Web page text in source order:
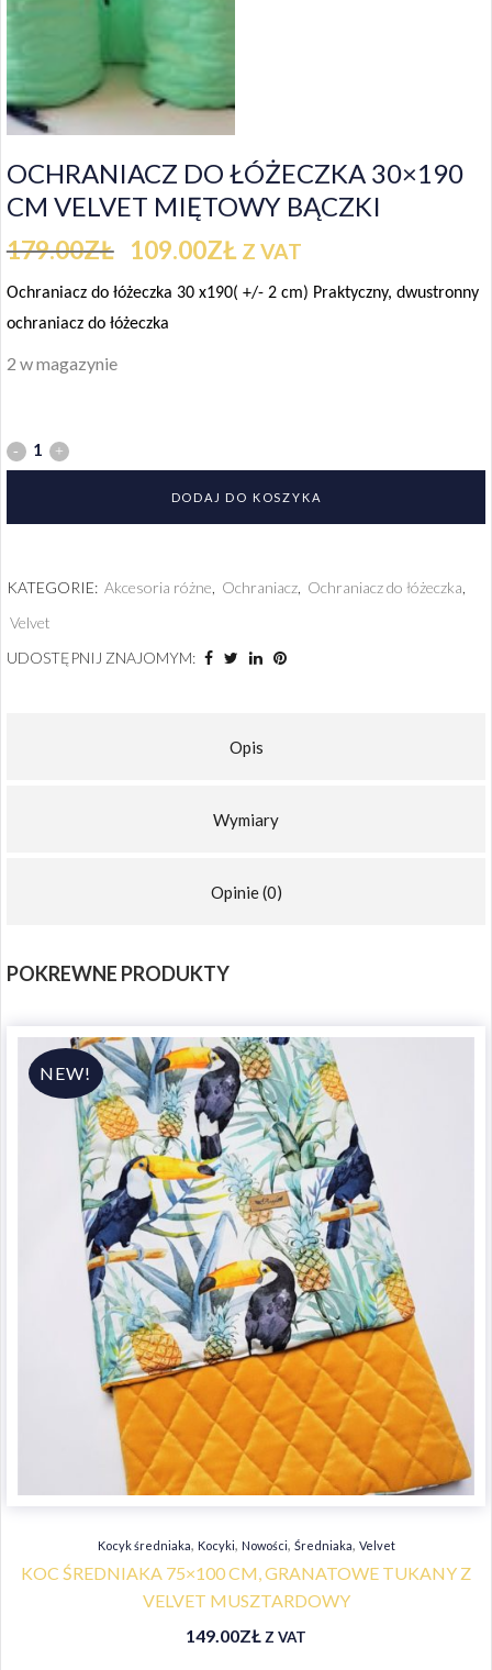
OCHRANIACZ DO ŁÓŻECZKA 30×190
CM VELVET MIĘTOWY BĄCZKI
179.00ZŁ 109.00ZŁ Z VAT
Ochraniacz do łóżeczka 30 x190( +/- 2 cm) Praktyczny, dwustronny
ochraniacz do łóżeczka
2 w magazynie
DODAJ DO KOSZYKA
KATEGORIE: Akcesoria różne Ochraniacz, Ochraniacz do łóżeczka
Velvet
UDOSTĘPNIJ ZNAJOMYM:
Opis
Wymiary
Opinie (0)
POKREWNE PRODUKTY
Kocyk średniaka, Kocyki, Nowości, Średniaka, Velvet
KOC ŚREDNIAKA 75×100 CM, GRANATOWE TUKANY Z
VELVET MUSZTARDOWY
149.00ZŁ Z VAT